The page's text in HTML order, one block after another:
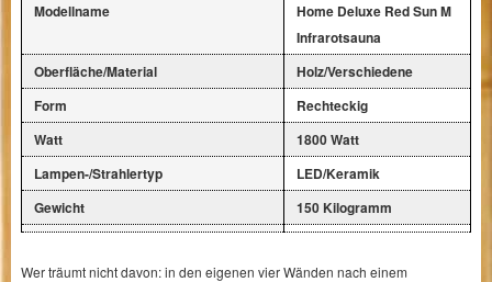
Modellname
Home Deluxe Red Sun M
Infrarotsauna
Oberfläche/Material
Holz/Verschiedene
Form
Rechteckig
Watt
1800 Watt
Lampen-/Strahlertyp
LED/Keramik
Gewicht
150 Kilogramm
Wer träumt nicht davon: in den eigenen vier Wänden nach einem